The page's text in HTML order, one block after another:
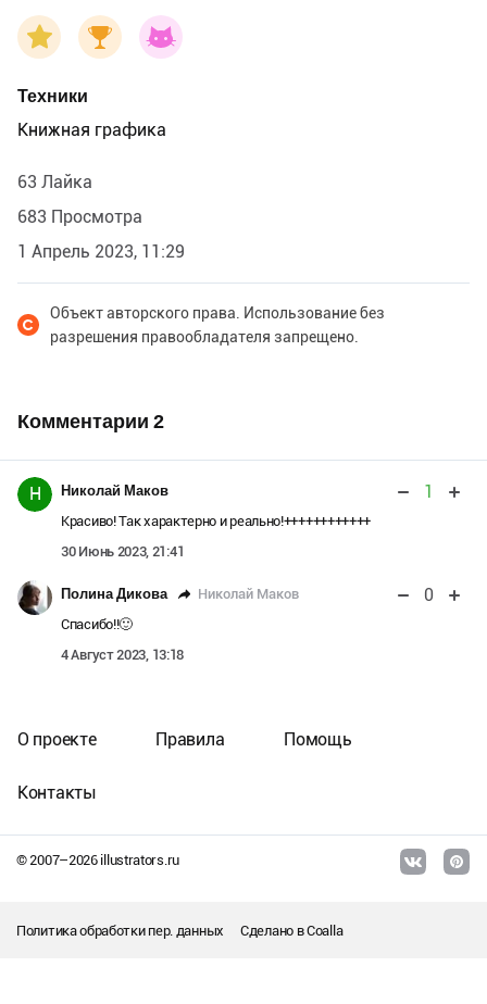
Техники
Книжная графика
63 Лайка
683 Просмотра
1 Апрель 2023, 11:29
Объект авторского права. Использование без
разрешения правообладателя запрещено.
Комментарии 2
Н Николай Маков 1
Красиво! Так характерно и реально!++++++++++++
30 Июнь 2023, 21:41
Полина Дикова Николай Маков 0
Спасибо!!🙂
4 Август 2023, 13:18
© 2007–2026illustrators.ru
О проекте Правила Помощь
Контакты
Политика обработки пер. данных Сделано вCoalla